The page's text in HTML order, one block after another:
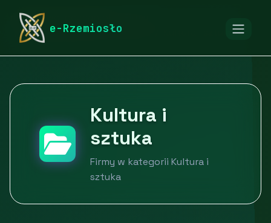
e-Rzemiosło
rymarstwo-poznan.pl
Edukacja, kultura i rozrywka
Kultura i sztuka
Kultura i
sztuka
Firmy w kategorii Kultura i
sztuka